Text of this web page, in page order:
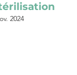
2024